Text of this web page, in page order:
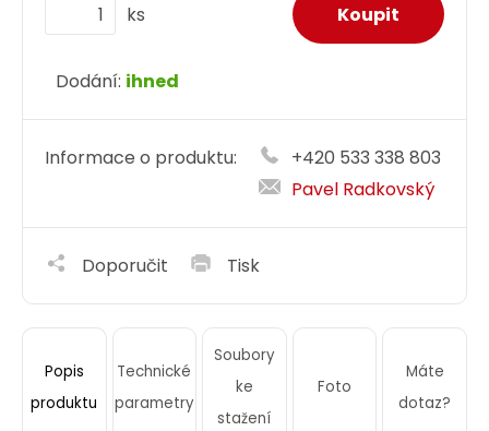
ks
Dodání: ihned
Informace o produktu:
+420 533 338 803
Pavel Radkovský
Doporučit Tisk
Popis
produktu
Technické
parametry
Soubory
ke
stažení
Foto
Máte
dotaz?